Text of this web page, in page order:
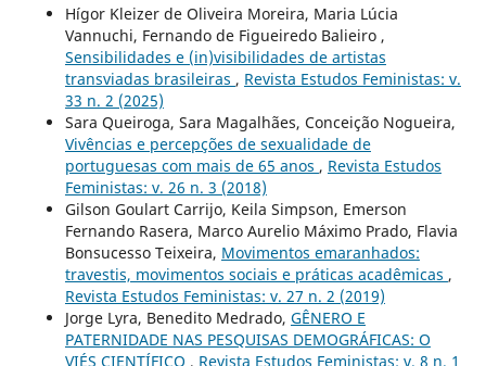
Hígor Kleizer de Oliveira Moreira, Maria Lúcia
Vannuchi, Fernando de Figueiredo Balieiro ,
Sensibilidades e (in)visibilidades de artistas
transviadas brasileiras , Revista Estudos Feministas: v.
33 n. 2 (2025)
Sara Queiroga, Sara Magalhães, Conceição Nogueira,
Vivências e percepções de sexualidade de
portuguesas com mais de 65 anos , Revista Estudos
Feministas: v. 26 n. 3 (2018)
Gilson Goulart Carrijo, Keila Simpson, Emerson
Fernando Rasera, Marco Aurelio Máximo Prado, Flavia
Bonsucesso Teixeira, Movimentos emaranhados:
travestis, movimentos sociais e práticas acadêmicas ,
Revista Estudos Feministas: v. 27 n. 2 (2019)
Jorge Lyra, Benedito Medrado, GÊNERO E
PATERNIDADE NAS PESQUISAS DEMOGRÁFICAS: O
VIÉS CIENTÍFICO , Revista Estudos Feministas: v. 8 n. 1